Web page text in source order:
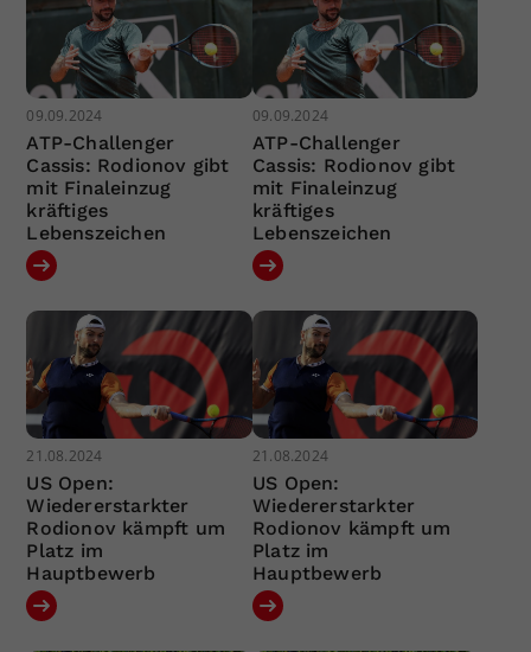
09.09.2024
ATP-Challenger
Cassis: Rodionov gibt
mit Finaleinzug
kräftiges
Lebenszeichen
09.09.2024
ATP-Challenger
Cassis: Rodionov gibt
mit Finaleinzug
kräftiges
Lebenszeichen
21.08.2024
US Open:
Wiedererstarkter
Rodionov kämpft um
Platz im
Hauptbewerb
21.08.2024
US Open:
Wiedererstarkter
Rodionov kämpft um
Platz im
Hauptbewerb